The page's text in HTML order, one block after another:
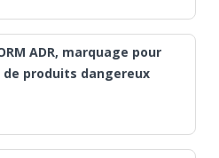
ADR, marquage pour
produits dangereux